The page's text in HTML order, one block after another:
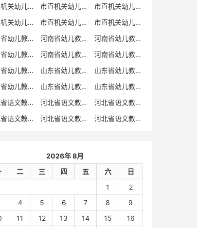
市直机关幼儿教师招聘
市直机关幼儿教师考试
市直机关幼儿教师招聘考试真题
市直机关幼儿教师招聘考试真题卷
市直机关幼儿教师编制考试真题卷
市直机关幼儿教师编制考试真题
河南省幼儿教师招聘
河南省幼儿教师考试
河南省幼儿教师招聘考试真题
河南省幼儿教师招聘考试真题卷
河南省幼儿教师编制考试真题
河南省幼儿教师编制考试真题卷
山东省幼儿教师招聘
山东省幼儿教师考试
山东省幼儿教师招聘考试真题
山东省幼儿教师招聘考试真题卷
山东省幼儿教师编制考试真题
山东省幼儿教师编制考试真题卷
河北省语文教师招聘
河北省语文教师招聘考试真题
河北省语文教师招聘考试真题卷
河北省语文教师编制考试真题
河北省语文教师编制考试真题卷 河北省语文教师考试
2026年 8月
二 三 四 五 六
日
1
2
4 5 6 7 8
9
11 12 13 14 15
16